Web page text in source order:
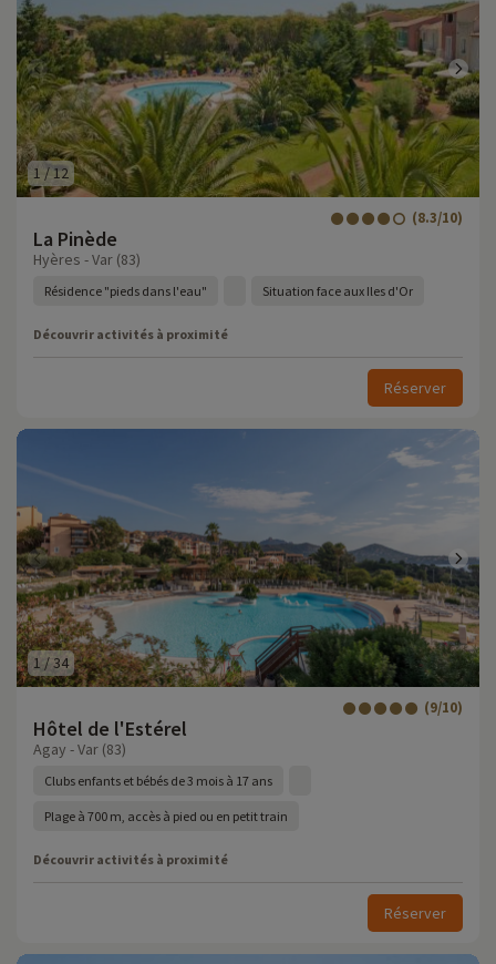
1 /12
La Pinède
(8.3/10)
Hyères - Var (83)
Résidence "pieds dans l'eau" Situation face aux Iles d'Or
Découvrir activités à proximité
Réserver
1 /34
Hôtel de l'Estérel
(9/10)
Agay - Var (83)
Clubs enfants et bébés de 3 mois à 17 ans
Plage à 700 m, accès à pied ou en petit train
Découvrir activités à proximité
Réserver